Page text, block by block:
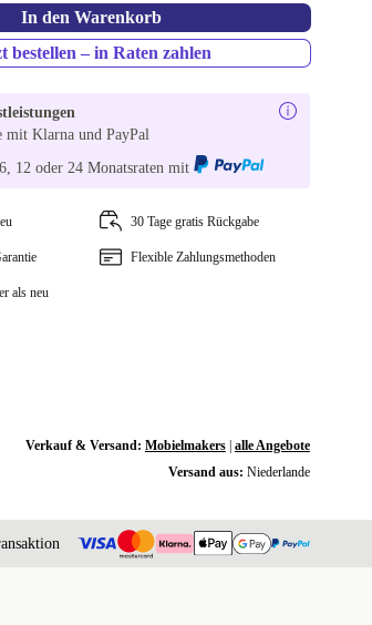
In den Warenkorb
bestellen – in Raten zahlen
mit Klarna und PayPal
12 oder 24 Monatsraten mit
30 Tage gratis Rückgabe
Flexible Zahlungsmethoden
als neu
Verkauf & Versand: Mobielmakers| alle Angebote
Versand aus: Niederlande